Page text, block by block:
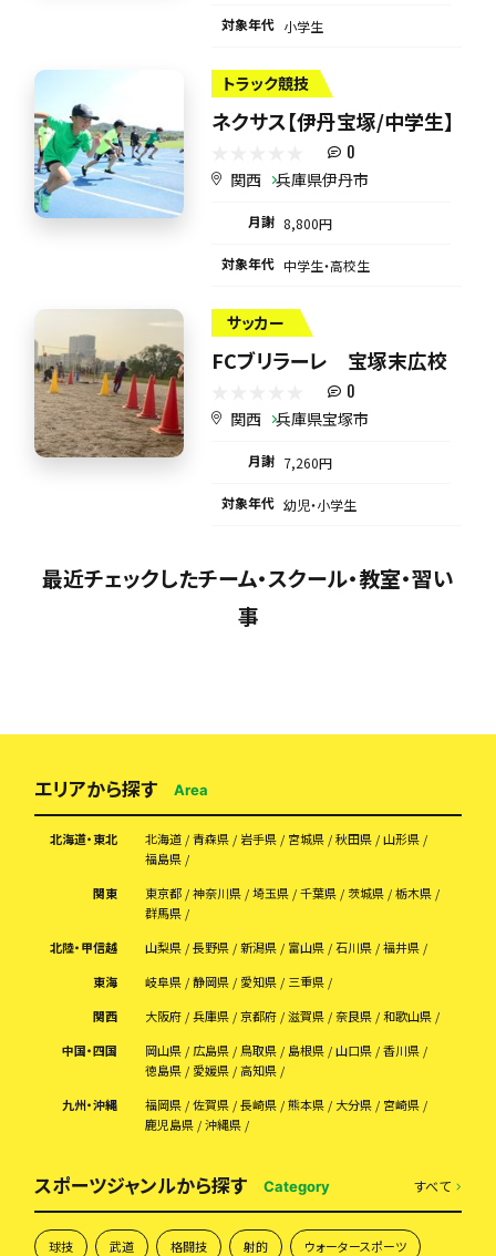
対象年代 小学生
トラック競技
ネクサス【伊丹宝塚/中学生】
0
関西 兵庫県伊丹市
月謝 8,800円
対象年代 中学生・高校生
サッカー
FCブリラーレ 宝塚末広校
0
関西 兵庫県宝塚市
月謝 7,260円
対象年代 幼児・小学生
最近チェックしたチーム・スクール・教室・習い
事
エリアから探す Area
北海道・東北 北海道 青森県 岩手県 宮城県 秋田県
山形県
福島県
関東
東京都 神奈川県 埼玉県 千葉県 茨城県
栃木県
群馬県
北陸・甲信越
山梨県 長野県 新潟県 富山県 石川県
福井県
東海
岐阜県 静岡県 愛知県
三重県
関西
大阪府 兵庫県 京都府 滋賀県 奈良県
和歌山県
中国・四国
岡山県 広島県 鳥取県 島根県 山口県
香川県
徳島県
愛媛県
高知県
九州・沖縄
福岡県 佐賀県 長崎県 熊本県 大分県
宮崎県
鹿児島県
沖縄県
スポーツジャンルから探す Category すべて
球技 武道 格闘技 射的 ウォータースポーツ